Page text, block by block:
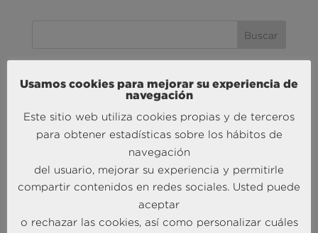
MÁS NOTICIAS SOBRE: ACTUALIDAD
Usamos cookies para mejorar su experiencia de
navegación
Este sitio web utiliza cookies propias y de terceros
para obtener estadísticas sobre los hábitos de
navegación
del usuario, mejorar su experiencia y permitirle
compartir contenidos en redes sociales. Usted puede
aceptar
o rechazar las cookies, así como personalizar cuáles